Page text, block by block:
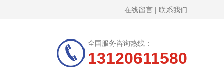
在线留言 | 联系我们
全国服务咨询热线：
13120611580